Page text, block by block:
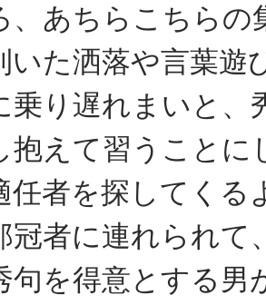
あちらこちらの
いた洒落や言葉遊
乗り遅れまいと、
抱えて習うことに
任者を探してくる
冠者に連れられて
句を得意とする男